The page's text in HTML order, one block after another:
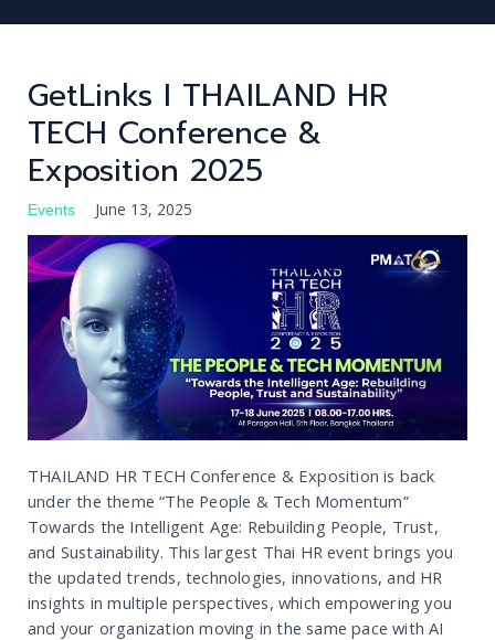
FIND TALENT
FIND JOB
JOBS
BLOG
LOG IN
REGISTER
GetLinks I THAILAND HR
TECH Conference &
Exposition 2025
Events June 13, 2025
THAILAND HR TECH Conference & Exposition is back
under the theme “The People & Tech Momentum”
Towards the Intelligent Age: Rebuilding People, Trust,
and Sustainability. This largest Thai HR event brings you
the updated trends, technologies, innovations, and HR
insights in multiple perspectives, which empowering you
and your organization moving in the same pace with AI